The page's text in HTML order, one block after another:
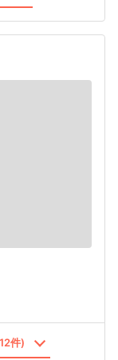
件)